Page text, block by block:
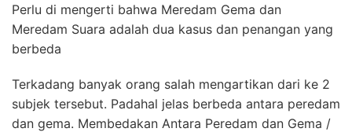
Perlu di mengerti bahwa Meredam Gema dan
Meredam Suara adalah dua kasus dan penangan yang
berbeda
Terkadang banyak orang salah mengartikan dari ke 2
subjek tersebut. Padahal jelas berbeda antara peredam
dan gema. Membedakan Antara Peredam dan Gema /